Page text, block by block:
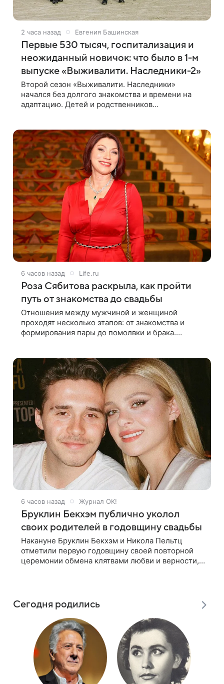
2 часа назад Евгения Башинская
Первые 530 тысяч, госпитализация и
неожиданный новичок: что было в 1-м
выпуске «Выживалити. Наследники-2»
Второй сезон «Выживалити. Наследники»
начался без долгого знакомства и времени на
адаптацию. Детей и родственников
6 часов назад Life.ru
Роза Сябитова раскрыла, как пройти
путь от знакомства до свадьбы
Отношения между мужчиной и женщиной
проходят несколько этапов: от знакомства и
формирования пары до помолвки и брака.
6 часов назад Журнал OK!
Бруклин Бекхэм публично уколол
своих родителей в годовщину свадьбы
Накануне Бруклин Бекхэм и Никола Пельтц
отметили первую годовщину своей повторной
церемонии обмена клятвами любви и верности,
Сегодня родились